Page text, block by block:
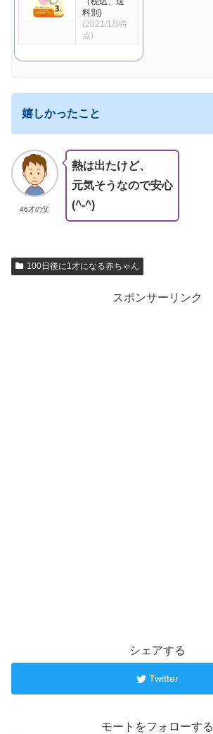
料別)
(2021/1/6時
点)
嬉しかったこと
46才の父
熱は出たけど、
元気そうなので安心
(^-^)
100日後に1才になる赤ちゃん
スポンサーリンク
シェアする
Twitter
モートをフォローする